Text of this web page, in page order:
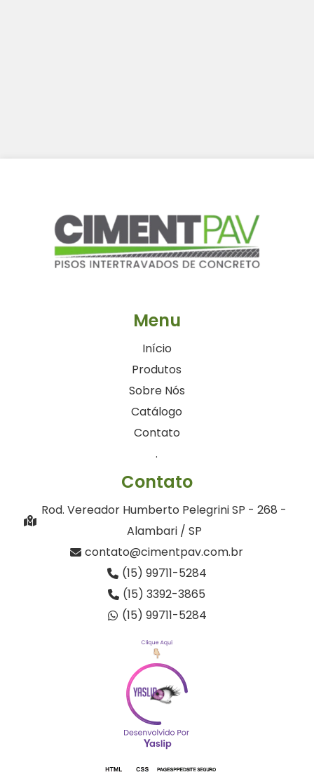
Menu
Início
Produtos
Sobre Nós
Catálogo
Contato
.
Contato
Rod. Vereador Humberto Pelegrini SP - 268 -
Alambari / SP
contato@cimentpav.com.br
(15) 99711-5284
(15) 3392-3865
(15) 99711-5284